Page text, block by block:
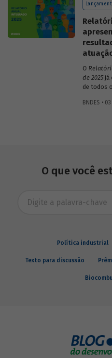
O
de 2025já
de todos
sua
BNDES •
O que você
Política industrial
Texto para discussão